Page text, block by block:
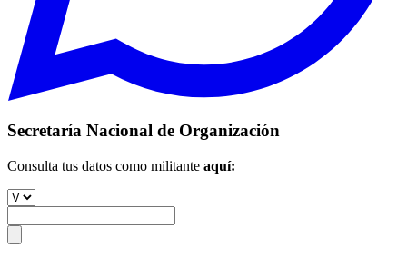
Secretaría Nacional de Organización
Consulta tus datos como militante aquí: